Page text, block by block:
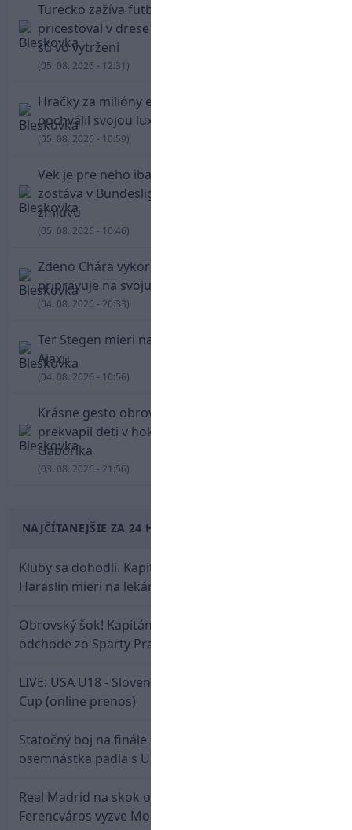
Turecko zažíva futbalové šialenstvo! Salah
pricestoval v drese Trabzonsporu, fanúšikovia
sú vo vytržení
(05. 08. 2026 - 12:31)
Hračky za milióny eur! Cristiano Ronaldo sa
pochválil svojou luxusnou zbierkou áut
(05. 08. 2026 - 10:59)
Vek je pre neho iba číslo! Štyridsaťročný Džeko
zostáva v Bundeslige, so Schalke predĺžil
zmluvu
(05. 08. 2026 - 10:46)
Zdeno Chára vykorčuľoval na ľad! V Trenčíne sa
pripravuje na svoju blížiacu sa rozlúčku
(04. 08. 2026 - 20:33)
Ter Stegen mieri na hosťovanie do slávneho
Ajaxu
(04. 08. 2026 - 10:56)
Krásne gesto obrovskej legendy. Chára
prekvapil deti v hokejovej škole Mariána
Gáboríka
(03. 08. 2026 - 21:56)
NAJČÍTANEJŠIE ZA 24 HODÍN
Kluby sa dohodli. Kapitán Sparty Praha Lukáš
Haraslín mieri na lekársku prehliadku
Obrovský šok! Kapitán Lukáš Haraslín je údajne na
odchode zo Sparty Praha
LIVE: USA U18 - Slovensko U18 / Hlinka-Gretzky
Cup (online prenos)
Statočný boj na finále nestačil: Slovenská
osemnástka padla s USA a zabojuje o bronz
Real Madrid na skok od Slovenska: Borbélyho
Ferencváros vyzve Mourinhove hviezdy